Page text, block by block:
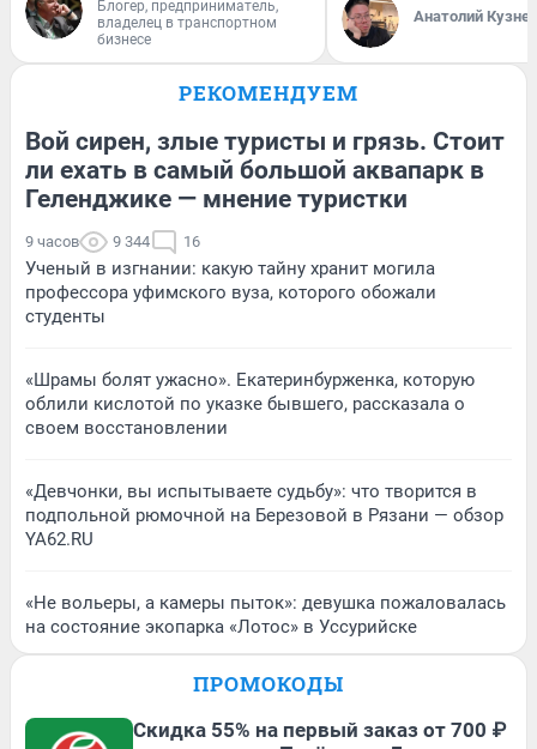
Блогер, предприниматель,
владелец в транспортном
бизнесе
Анатолий
РЕКОМЕНДУЕМ
Вой сирен, злые туристы и грязь. Стоит
ли ехать в самый большой аквапарк в
Геленджике — мнение туристки
9 часов 9 344 16
Ученый в изгнании: какую тайну хранит могила
профессора уфимского вуза, которого обожали
студенты
«Шрамы болят ужасно». Екатеринбурженка, которую
облили кислотой по указке бывшего, рассказала о
своем восстановлении
«Девчонки, вы испытываете судьбу»: что творится в
подпольной рюмочной на Березовой в Рязани — обзор
YA62.RU
«Не вольеры, а камеры пыток»: девушка пожаловалась
на состояние экопарка «Лотос» в Уссурийске
ПРОМОКОДЫ
Скидка 55% на первый заказ от 700 ₽